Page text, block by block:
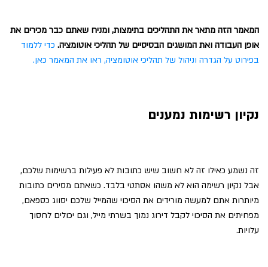
המאמר הזה מתאר את התהליכים בתימצות, ומניח שאתם כבר מכירים את
אופן העבודה ואת המושגים הבסיסיים של תהליכי אוטומציה. כדי ללמוד
בפירוט על הגדרה וניהול של תהליכי אוטומציה, ראו את המאמר כאן.
נקיון רשימות נמענים
זה נשמע כאילו זה לא חשוב שיש כתובות לא פעילות ברשימות שלכם,
אבל נקיון רשימה הוא לא משהו אסתטי בלבד. כשאתם מסירים כתובות
מיותרות אתם למעשה מורידים את הסיכוי שהמייל שלכם יסווג כספאם,
מפחיתים את הסיכוי לקבל דירוג נמוך בשרתי מייל, וגם יכולים לחסוך
עלויות.